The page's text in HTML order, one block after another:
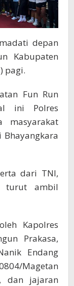
depan
Kabupaten
pagi.
Fun Run
ini Polres
masyarakat
dari TNI,
turut ambil
Kapolres
Prakasa,
Endang
Magetan
dan jajaran